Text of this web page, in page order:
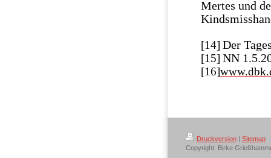
Mertes und
[14] Der
[15] NN
[16]
Druckversion | Sitemap
Copyright: Birke